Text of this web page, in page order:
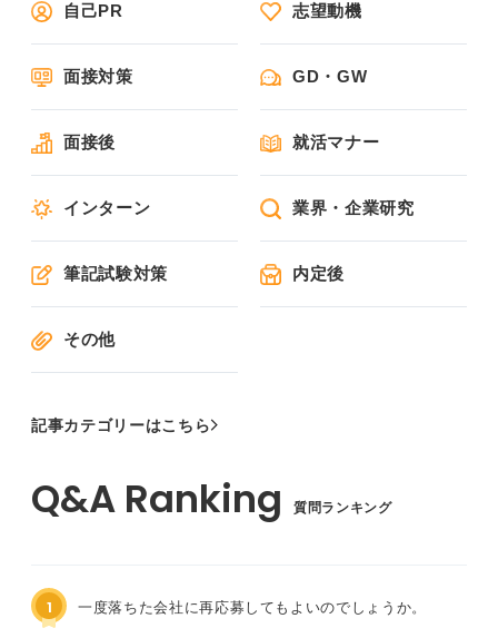
自己PR 志望動機
面接対策 GD・GW
面接後 就活マナー
インターン 業界・企業研究
筆記試験対策 内定後
その他
記事カテゴリーはこちら
質問ランキング
1 一度落ちた会社に再応募してもよいのでしょうか。